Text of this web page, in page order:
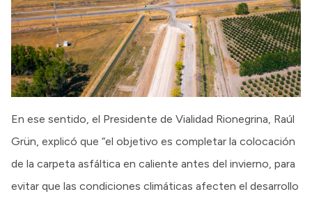
En ese sentido, el Presidente de Vialidad Rionegrina, Raúl
Grün, explicó que “el objetivo es completar la colocación
de la carpeta asfáltica en caliente antes del invierno, para
evitar que las condiciones climáticas afecten el desarrollo